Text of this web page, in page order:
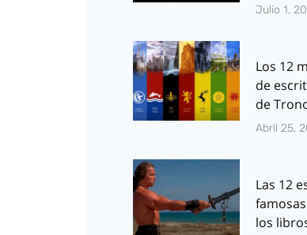
Julio 1,
Los 12
de
de
Abril 25,
Las 12
los